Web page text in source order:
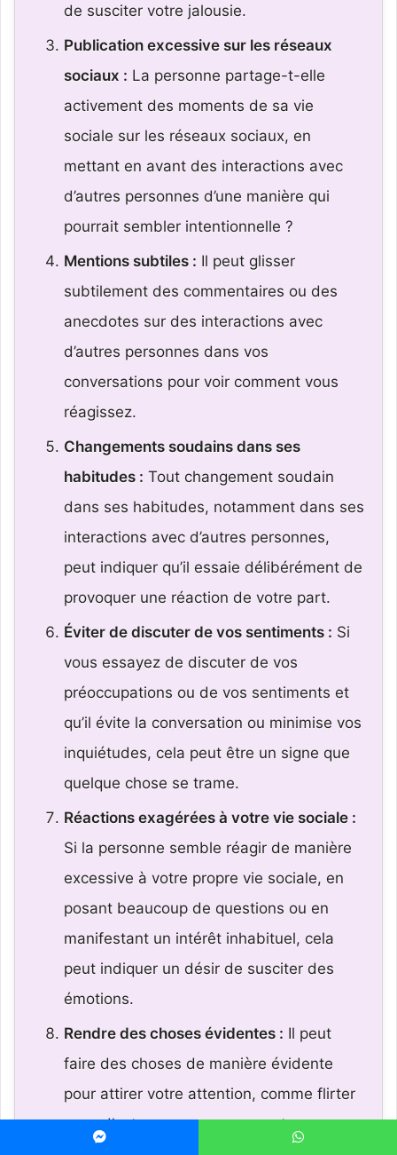
de susciter votre jalousie.
Publication excessive sur les réseaux
sociaux : La personne partage-t-elle
activement des moments de sa vie
sociale sur les réseaux sociaux, en
mettant en avant des interactions avec
d’autres personnes d’une manière qui
pourrait sembler intentionnelle ?
Mentions subtiles : Il peut glisser
subtilement des commentaires ou des
anecdotes sur des interactions avec
d’autres personnes dans vos
conversations pour voir comment vous
réagissez.
Changements soudains dans ses
habitudes : Tout changement soudain
dans ses habitudes, notamment dans ses
interactions avec d’autres personnes,
peut indiquer qu’il essaie délibérément de
provoquer une réaction de votre part.
Éviter de discuter de vos sentiments : Si
vous essayez de discuter de vos
préoccupations ou de vos sentiments et
qu’il évite la conversation ou minimise vos
inquiétudes, cela peut être un signe que
quelque chose se trame.
Réactions exagérées à votre vie sociale :
Si la personne semble réagir de manière
excessive à votre propre vie sociale, en
posant beaucoup de questions ou en
manifestant un intérêt inhabituel, cela
peut indiquer un désir de susciter des
émotions.
Rendre des choses évidentes : Il peut
faire des choses de manière évidente
pour attirer votre attention, comme flirter
avec d’autres personnes en votre